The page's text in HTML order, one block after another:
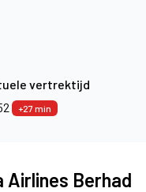
vertrektijd
+27 min
Airlines Berhad